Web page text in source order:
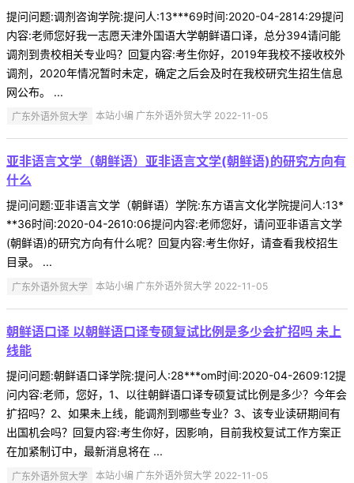
提问问题:调剂咨询学院:提问人:13***69时间:2020-04-2814:29提问
内容:老师您好我一志愿天津外国语大学朝鲜语口译，总分394请问能
调剂到贵校相关专业吗？回复内容:考生你好，2019年我校不接收校外
调剂，2020年情况暂时未定，确定之后会及时在我校研究生招生信息
网公布。 ...
广东外语外贸大学 本站小编 广东外语外贸大学 2022-11-05
亚非语言文学（朝鲜语）亚非语言文学(朝鲜语)的研究方向有
什么
提问问题:亚非语言文学（朝鲜语）学院:东方语言文化学院提问人:13*
**36时间:2020-04-2610:06提问内容:老师您好，请问亚非语言文学
(朝鲜语)的研究方向有什么呢？回复内容:考生你好，请查看我校招生
目录。 ...
广东外语外贸大学 本站小编 广东外语外贸大学 2022-11-05
朝鲜语口译 以朝鲜语口译专硕复试比例是多少会扩招吗 未上
线能
提问问题:朝鲜语口译学院:提问人:28***om时间:2020-04-2609:12提
问内容:老师，您好，1、以往朝鲜语口译专硕复试比例是多少？今年会
扩招吗？2、如果未上线，能调剂到哪些专业？3、该专业读研期间有
出国机会吗？回复内容:考生你好，因影响，目前我校复试工作方案正
在加紧制订中，最新消息将在 ...
广东外语外贸大学 本站小编 广东外语外贸大学 2022-11-05